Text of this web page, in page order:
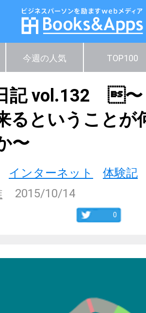
今週の人気 TOP100
記 vol.132 〜
るということが
〜
インターネット
体験記
2015/10/14
0